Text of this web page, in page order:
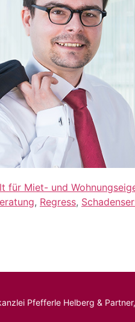
für Miet- und
, Regress,
Pfefferle Helberg &